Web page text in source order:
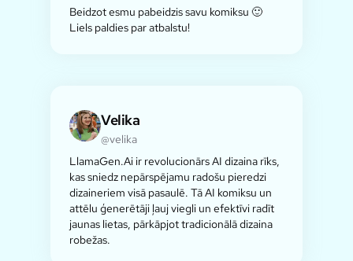
Beidzot esmu pabeidzis savu komiksu 🙂
Liels paldies par atbalstu!
Velika
@velika
LlamaGen.Ai ir revolucionārs AI dizaina rīks,
kas sniedz nepārspējamu radošu pieredzi
dizaineriem visā pasaulē. Tā AI komiksu un
attēlu ģenerētāji ļauj viegli un efektīvi radīt
jaunas lietas, pārkāpjot tradicionālā dizaina
robežas.